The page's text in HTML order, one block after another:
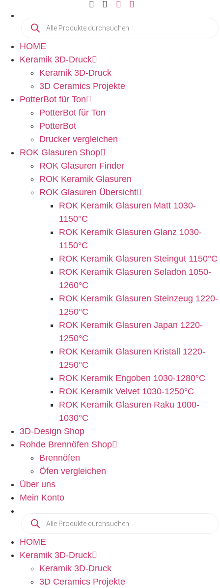
HOME
Keramik 3D-Druck
Keramik 3D-Druck
3D Ceramics Projekte
PotterBot für Ton
PotterBot für Ton
PotterBot
Drucker vergleichen
ROK Glasuren Shop
ROK Glasuren Finder
ROK Keramik Glasuren
ROK Glasuren Übersicht
ROK Keramik Glasuren Matt 1030-
1150°C
ROK Keramik Glasuren Glanz 1030-
1150°C
ROK Keramik Glasuren Steingut 1150°C
ROK Keramik Glasuren Seladon 1050-
1260°C
ROK Keramik Glasuren Steinzeug 1220-
1250°C
ROK Keramik Glasuren Japan 1220-
1250°C
ROK Keramik Glasuren Kristall 1220-
1250°C
ROK Keramik Engoben 1030-1280°C
ROK Keramik Velvet 1030-1250°C
ROK Keramik Glasuren Raku 1000-
1030°C
3D-Design Shop
Rohde Brennöfen Shop
Brennöfen
Öfen vergleichen
Über uns
Mein Konto
HOME
Keramik 3D-Druck
Keramik 3D-Druck
3D Ceramics Projekte